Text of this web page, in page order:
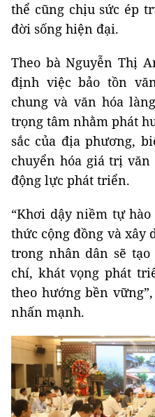
thể cũng chịu sức ép
đời sống hiện đại.
Theo bà Nguyễn Thị
định việc bảo tồn
chung và văn hóa
trọng tâm nhằm phát
sắc của địa phương,
chuyển hóa giá trị
động lực phát triển.
“Khơi dậy niềm tự
thức cộng đồng và xây
trong nhân dân sẽ
chí, khát vọng phát
theo hướng bền
nhấn mạnh.